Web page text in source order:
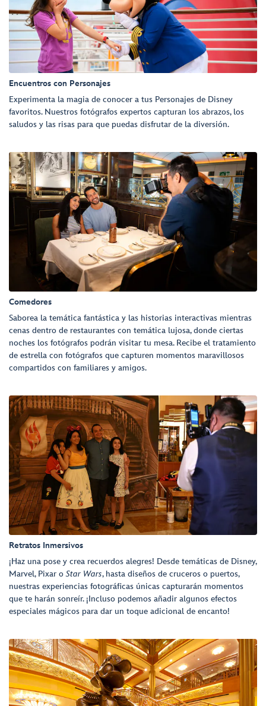
Encuentros con Personajes
Experimenta la magia de conocer a tus Personajes de Disney
favoritos. Nuestros fotógrafos expertos capturan los abrazos, los
saludos y las risas para que puedas disfrutar de la diversión.
Comedores
Saborea la temática fantástica y las historias interactivas mientras
cenas dentro de restaurantes con temática lujosa, donde ciertas
noches los fotógrafos podrán visitar tu mesa. Recibe el tratamiento
de estrella con fotógrafos que capturen momentos maravillosos
compartidos con familiares y amigos.
Retratos Inmersivos
¡Haz una pose y crea recuerdos alegres! Desde temáticas de Disney,
Marvel, Pixar oStar Wars, hasta diseños de cruceros o puertos,
nuestras experiencias fotográficas únicas capturarán momentos
que te harán sonreír. ¡Incluso podemos añadir algunos efectos
especiales mágicos para dar un toque adicional de encanto!